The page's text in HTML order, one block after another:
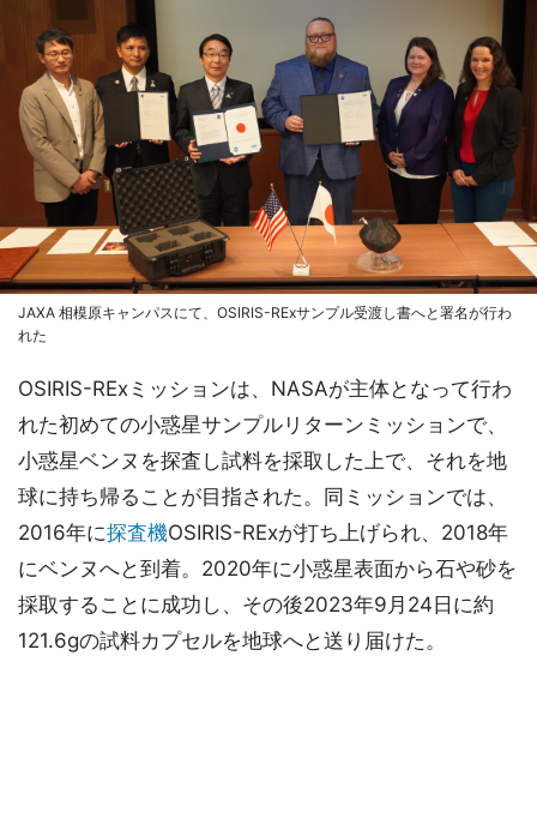
JAXA 相模原キャンパスにて、OSIRIS-RExサンプル受渡し書へと署名が行わ
れた
OSIRIS-RExミッションは、NASAが主体となって行わ
れた初めての小惑星サンプルリターンミッションで、
小惑星ベンヌを探査し試料を採取した上で、それを地
球に持ち帰ることが目指された。同ミッションでは、
2016年に探査機OSIRIS-RExが打ち上げられ、2018年
にベンヌへと到着。2020年に小惑星表面から石や砂を
採取することに成功し、その後2023年9月24日に約
121.6gの試料カプセルを地球へと送り届けた。